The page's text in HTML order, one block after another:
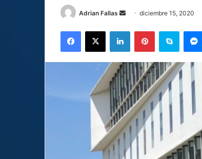
Adrian Fallas
Senddiciembre 15, 2020
Facebook
X LinkedInPinterestSkype